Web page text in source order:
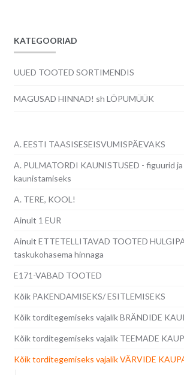
KATEGOORIAD
UUED TOOTED SORTIMENDIS
MAGUSAD HINNAD! sh LÕPUMÜÜK
A. EESTI TAASISESEISVUMISPÄEVAKS
A. PULMATORDI KAUNISTUSED - figuurid
kaunistamiseks
A. TERE, KOOL!
Ainult 1 EUR
Ainult ETTETELLITAVAD TOOTED
taskukohasema hinnaga
E171-VABAD TOOTED
Kõik PAKENDAMISEKS/ ESITLEMISEKS
Kõik torditegemiseks vajalik BRÄNDIDE
Kõik torditegemiseks vajalik TEEMADE
Kõik torditegemiseks vajalik VÄRVIDE